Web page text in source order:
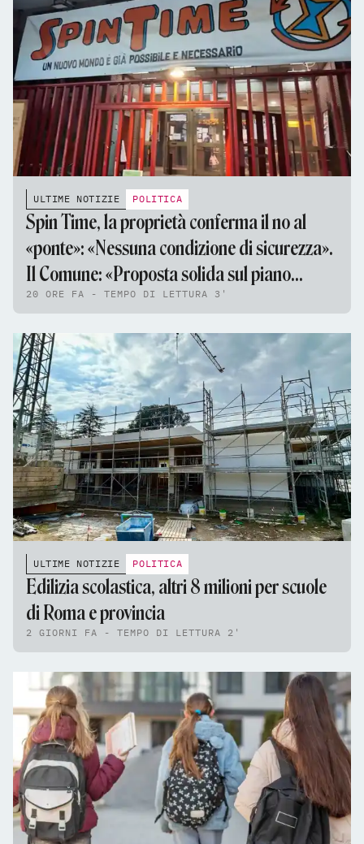
ULTIME NOTIZIE POLITICA
Spin Time, la proprietà conferma il no al
«ponte»: «Nessuna condizione di sicurezza».
Il Comune: «Proposta solida sul piano
tecnico e giuridico»
20 ORE FA - TEMPO DI LETTURA 3'
ULTIME NOTIZIE POLITICA
Edilizia scolastica, altri 8 milioni per scuole
di Roma e provincia
2 GIORNI FA - TEMPO DI LETTURA 2'